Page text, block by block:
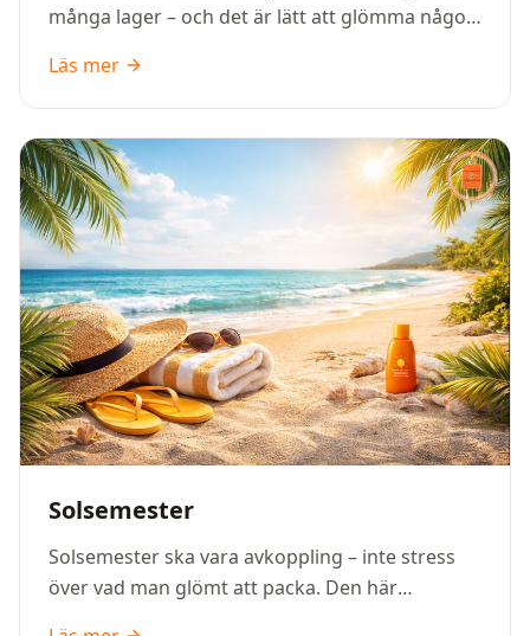
många lager – och det är lätt att glömma något
allt du behöver för dagar i backen, kalla
temperaturer och avkoppling efter
skidåkningen.
Läs mer
Solsemester
Solsemester ska vara avkoppling – inte stress
över vad man glömt att packa. Den här